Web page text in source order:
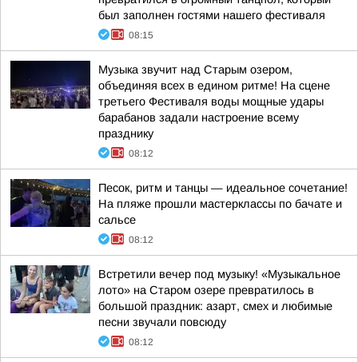
был заполнен гостями нашего фестиваля
08:15
Музыка звучит над Старым озером,
объединяя всех в едином ритме! На сцене
третьего Фестиваля воды мощные удары
барабанов задали настроение всему
празднику
08:12
Песок, ритм и танцы — идеальное сочетание!
На пляже прошли мастерклассы по бачате и
сальсе
08:12
Встретили вечер под музыку! «Музыкальное
лото» на Старом озере превратилось в
большой праздник: азарт, смех и любимые
песни звучали повсюду
08:12